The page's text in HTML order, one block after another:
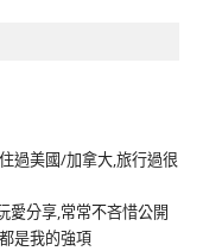
過美國/加拿大,旅行過很
愛分享,常常不吝惜公開
是我的強項